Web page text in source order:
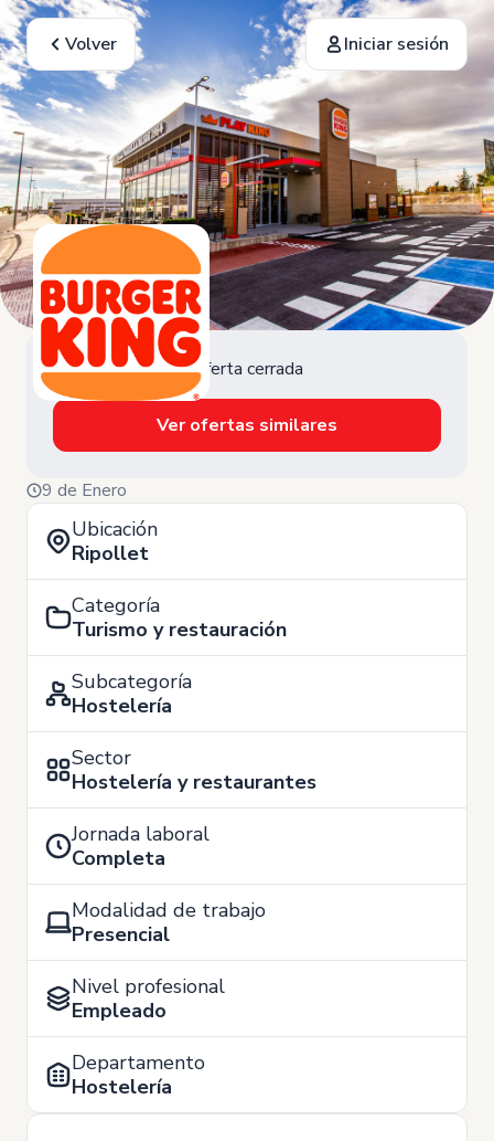
Volver Iniciar sesión
Oferta cerrada
Ver ofertas similares
9 de Enero
Ubicación
Ripollet
Categoría
Turismo y restauración
Subcategoría
Hostelería
Sector
Hostelería y restaurantes
Jornada laboral
Completa
Modalidad de trabajo
Presencial
Nivel profesional
Empleado
Departamento
Hostelería